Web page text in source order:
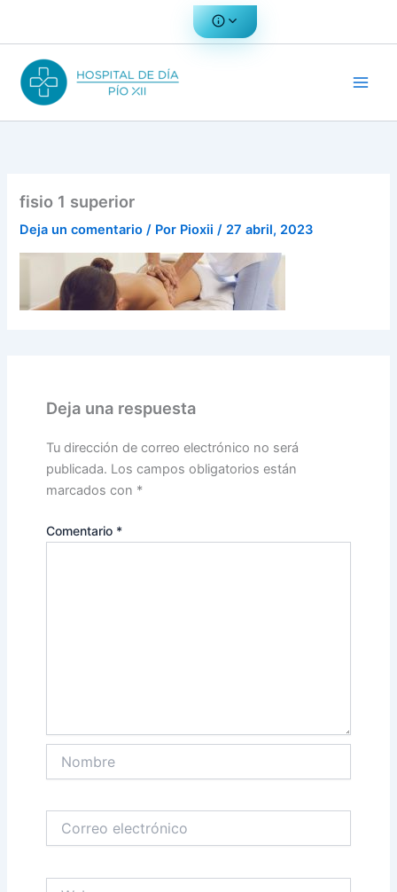
fisio 1 superior
Deja un comentario / Por Pioxii/ 27 abril, 2023
Deja una respuesta
Tu dirección de correo electrónico no será
publicada. Los campos obligatorios están
marcados con *
Comentario *
electrónico